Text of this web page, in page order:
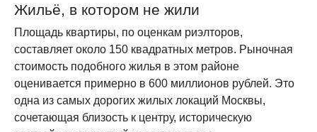
Жильё, в котором не жили
Площадь квартиры, по оценкам риэлторов,
составляет около 150 квадратных метров. Рыночная
стоимость подобного жилья в этом районе
оценивается примерно в 600 миллионов рублей. Это
одна из самых дорогих жилых локаций Москвы,
сочетающая близость к центру, историческую